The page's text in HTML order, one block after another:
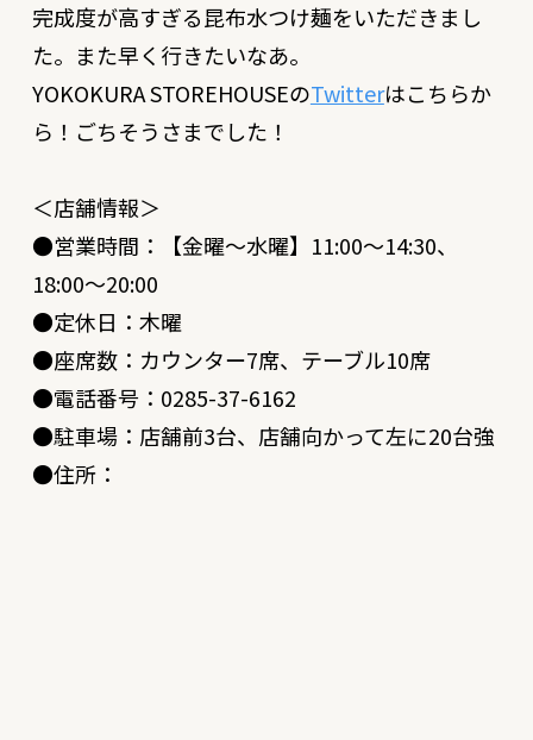
完成度が高すぎる昆布水つけ麺をいただきまし
た。また早く行きたいなあ。
YOKOKURA STOREHOUSEのTwitterはこちらか
ら！ごちそうさまでした！
＜店舗情報＞
●営業時間：【金曜〜水曜】11:00～14:30、
18:00～20:00
●定休日：木曜
●座席数：カウンター7席、テーブル10席
●電話番号：0285-37-6162
●駐車場：店舗前3台、店舗向かって左に20台強
●住所：